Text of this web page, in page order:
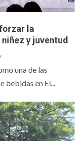
la
y juventud
una de las
bebidas en El...